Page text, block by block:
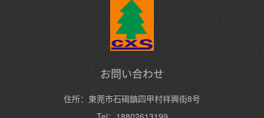
お問い合わせ
住所：東莞市石碣鎮四甲村祥興街8号